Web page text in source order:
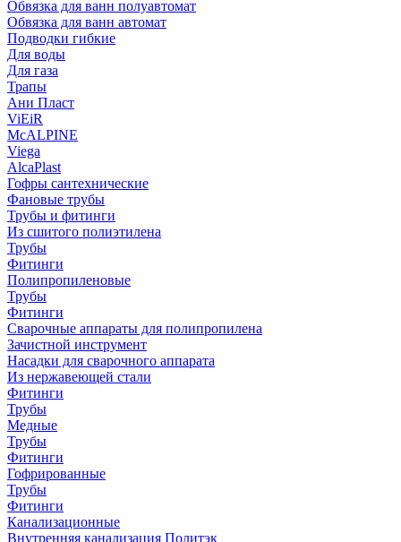
Обвязка для ванн полуавтомат
Обвязка для ванн автомат
Подводки гибкие
Для воды
Для газа
Трапы
Ани Пласт
ViEiR
McALPINE
Viega
AlcaPlast
Гофры сантехнические
Фановые трубы
Трубы и фитинги
Из сшитого полиэтилена
Трубы
Фитинги
Полипропиленовые
Трубы
Фитинги
Сварочные аппараты для полипропилена
Зачистной инструмент
Насадки для сварочного аппарата
Из нержавеющей стали
Фитинги
Трубы
Медные
Трубы
Фитинги
Гофрированные
Трубы
Фитинги
Канализационные
Внутренняя канализация Политэк